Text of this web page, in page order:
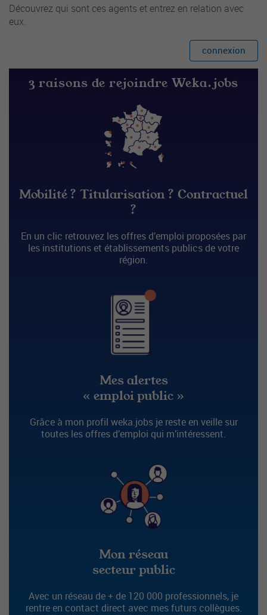
Découvrez qui sont ces agents et entrez en relation avec
eux.
connexion
3 raisons de rejoindre Weka.jobs
Mobilité ? Titularisation ? Contractuel
?
En un clic retrouvez les offres d’emploi proposées par
les institutions et établissements publics de votre
région.
Mes alertes
« emploi public »
Grâce à mon profil weka.jobs je reste en veille sur
toutes les offres d’emploi qui m’intéressent.
Mon réseau
secteur public
Avec un réseau de + de 120 000 professionnels, je
rentre en contact direct avec mes futurs collègues.